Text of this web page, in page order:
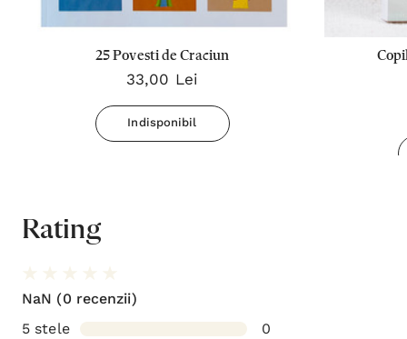
25 Povesti de Craciun
33,00 Lei
Indisponibil
Rating
NaN (0 recenzii)
5 stele
0